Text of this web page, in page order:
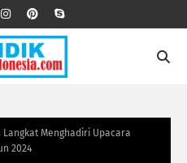
Langkat Menghadiri Upacara
2024